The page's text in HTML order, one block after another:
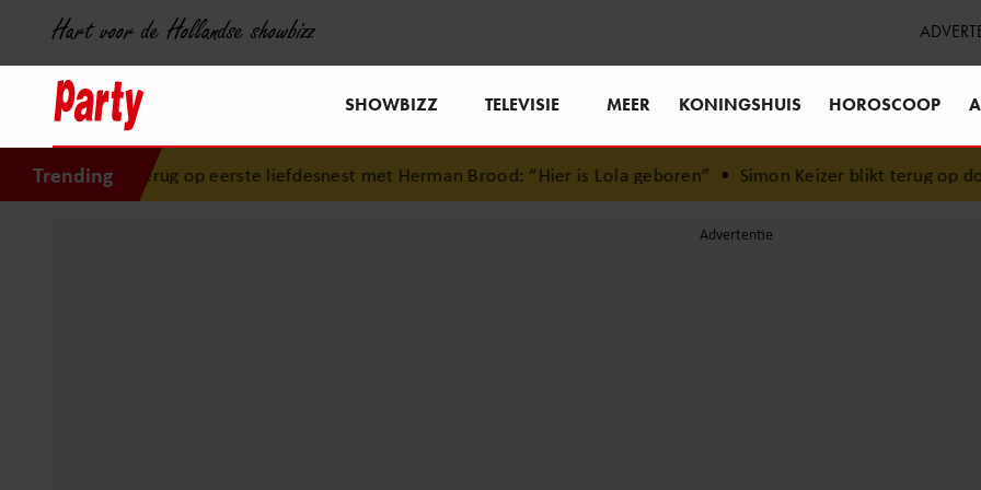
Hart voor de Hollandse showbizz
SHOWBIZZ TELEVISIE MEER KONINGSHUIS HOROSCOOP
Trending
op eerste liefdesnest met Herman Brood: “Hier is Lola geboren” •Simon Keizer blikt terug op donkere periode: